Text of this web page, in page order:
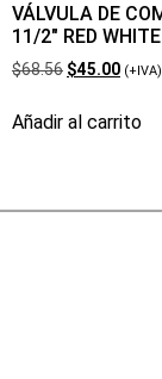
VÁLVULA DE
11/2″ RED WHITE
$68.56 $45.00 (+IVA)
Añadir al carrito